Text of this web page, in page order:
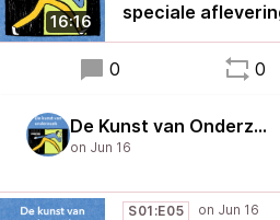
16:16
speciale
0 0
De Kunst van Onderzoek
S01:E05